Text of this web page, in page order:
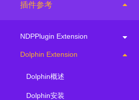
插件参考
NDPPlugin Extension
Dolphin Extension
Dolphin概述
Dolphin安装